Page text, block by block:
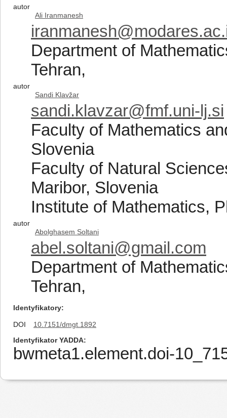
autor
Ali Iranmanesh
Department of
Tehran,
autor
Sandi Klavžar
sandi.klavzar@fmf.uni-lj.si
Faculty of Mathematics
Slovenia
Faculty of Natural
Maribor, Slovenia
Institute of Mathematics,
autor
Abolghasem Soltani
abel.soltani@gmail.com
Department of
Tehran,
Identyfikatory
DOI
10.7151/dmgt.1892
Identyfikator YADDA
bwmeta1.element.doi-